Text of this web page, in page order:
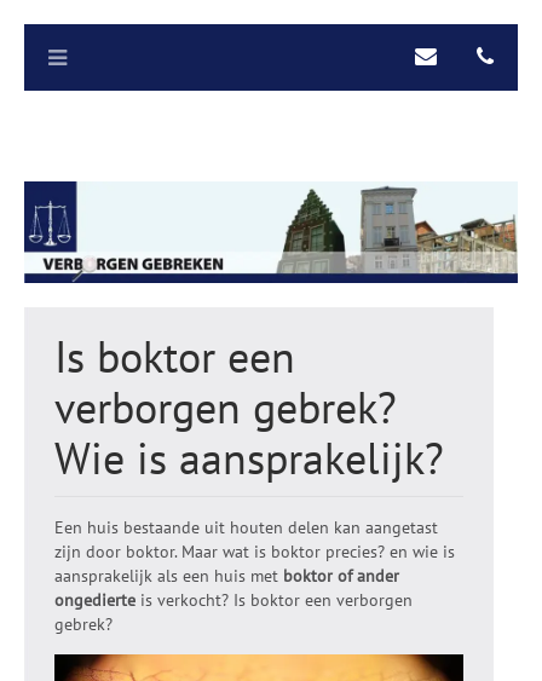
Is boktor een
verborgen gebrek?
Wie is aansprakelijk?
Een huis bestaande uit houten delen kan aangetast
zijn door boktor. Maar wat is boktor precies? en wie is
aansprakelijk als een huis met boktor of ander
ongedierte is verkocht? Is boktor een verborgen
gebrek?